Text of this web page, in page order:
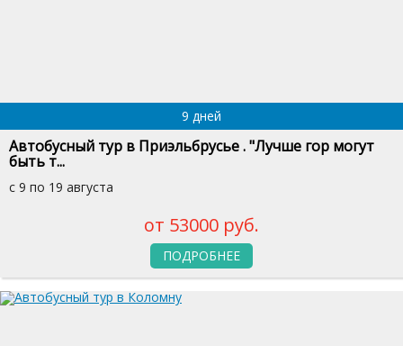
9 дней
Автобусный тур в Приэльбрусье . "Лучше гор могут
быть т...
с 9 по 19 августа
от 53000 руб.
ПОДРОБНЕЕ